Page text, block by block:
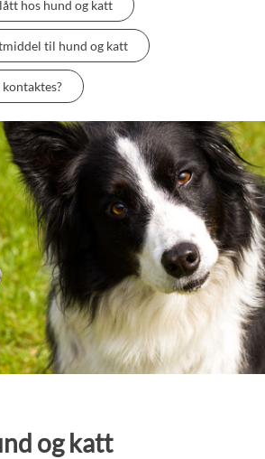
hos hund og katt
til hund og katt
og katt